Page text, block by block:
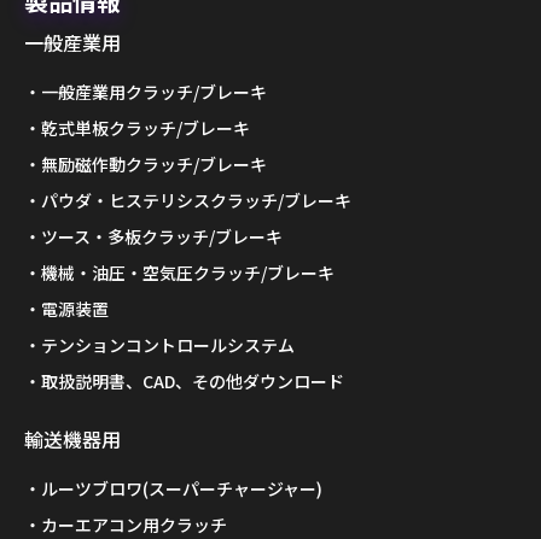
一般産業用
一般産業用クラッチ/ブレーキ
乾式単板クラッチ/ブレーキ
無励磁作動クラッチ/ブレーキ
パウダ・ヒステリシスクラッチ/ブレーキ
ツース・多板クラッチ/ブレーキ
機械・油圧・空気圧クラッチ/ブレーキ
電源装置
テンションコントロールシステム
取扱説明書、CAD、その他ダウンロード
輸送機器用
ルーツブロワ(スーパーチャージャー)
カーエアコン用クラッチ